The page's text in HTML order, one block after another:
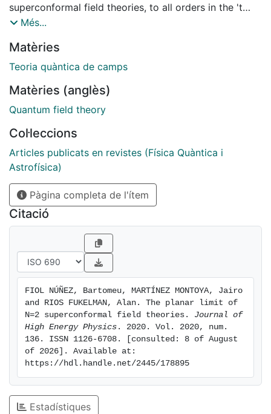
superconformal field theories, to all orders in the 't
Hooft coupling, in the planar limit. We do so by using
factor as an effective action involving an infinite
number of single and double trace terms. The answer
over tree graphs. We also apply these methods to the
perturbative expansion of the free energy at finite N ,
value of the 1/2 BPS circular Wilson loop, which in the
planar limit involves a sum over rooted tree graphs.
Més...
Matèries
Teoria quàntica de camps
Matèries (anglès)
Quantum field theory
Col·leccions
Articles publicats en revistes (Física Quàntica i
Astrofísica)
Pàgina completa de l'ítem
Citació
FIOL NÚÑEZ, Bartomeu, MARTÍNEZ MONTOYA, Jairo
and RIOS FUKELMAN, Alan. The planar limit of
N=2 superconformal field theories. Journal of
High Energy Physics . 2020. Vol. 2020, num.
136. ISSN 1126-6708. [consulted: 8 of August
of 2026]. Available at:
https://hdl.handle.net/2445/178895
Estadístiques